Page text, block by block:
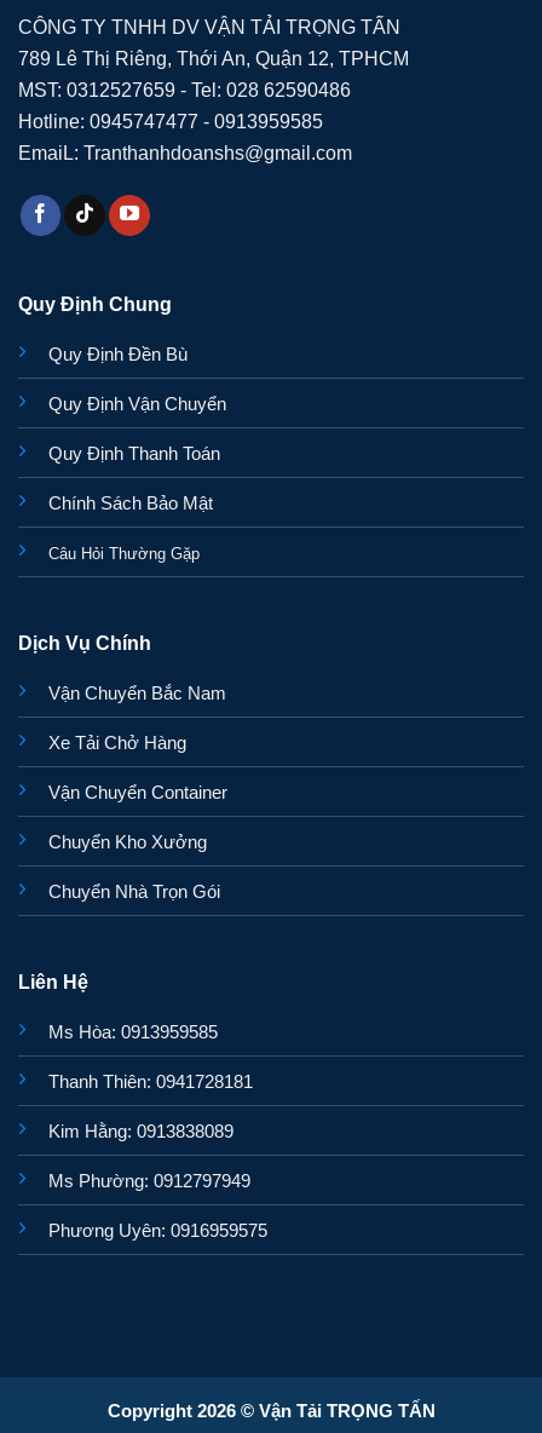
CÔNG TY TNHH DV VẬN TẢI TRỌNG TẤN
789 Lê Thị Riêng, Thới An, Quận 12, TPHCM
MST: 0312527659 - Tel: 028 62590486
Hotline: 0945747477 - 0913959585
EmaiL: Tranthanhdoanshs@gmail.com
Quy Định Chung
Quy Định Đền Bù
Quy Định Vận Chuyển
Quy Định Thanh Toán
Chính Sách Bảo Mật
Câu Hỏi Thường Gặp
Dịch Vụ Chính
Vận Chuyển Bắc Nam
Xe Tải Chở Hàng
Vận Chuyển Container
Chuyển Kho Xưởng
Chuyển Nhà Trọn Gói
Liên Hệ
Ms Hòa: 0913959585
Thanh Thiên: 0941728181
Kim Hằng: 0913838089
Ms Phường: 0912797949
Phương Uyên: 0916959575
Copyright 2026 © Vận Tải TRỌNG TẤN